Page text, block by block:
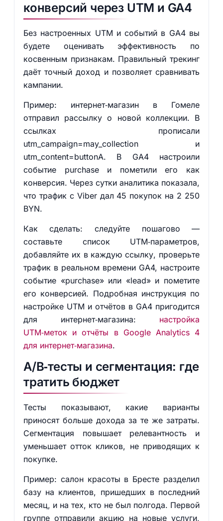
конверсий через UTM и GA4
Без настроенных UTM и событий в GA4 вы
будете оценивать эффективность по
косвенным признакам. Правильный трекинг
даёт точный доход и позволяет сравнивать
кампании.
Пример: интернет‑магазин в Гомеле
отправил рассылку о новой коллекции. В
ссылках прописали
utm_campaign=may_collection и
utm_content=buttonA. В GA4 настроили
событие purchase и пометили его как
конверсия. Через сутки аналитика показала,
что трафик с Viber дал 45 покупок на 2 250
BYN.
Как сделать: следуйте пошагово —
составьте список UTM‑параметров,
добавляйте их в каждую ссылку, проверьте
трафик в реальном времени GA4, настроите
событие «purchase» или «lead» и пометите
его конверсией. Подробная инструкция по
настройке UTM и отчётов в GA4 пригодится
для интернет‑магазина: настройка
UTM‑меток и отчёты в Google Analytics 4
для интернет‑магазина.
A/B‑тесты и сегментация: где
тратить бюджет
Тесты показывают, какие варианты
приносят больше дохода за те же затраты.
Сегментация повышает релевантность и
уменьшает отток кликов, не приводящих к
покупке.
Пример: салон красоты в Бресте разделил
базу на клиентов, пришедших в последний
месяц, и на тех, кто не был полгода. Первой
группе отправили акцию на новые услуги,